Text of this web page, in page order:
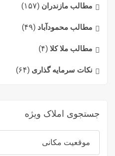
مطالب مازندران (۱۵۷)
مطالب محمودآباد (۴۹)
مطالب ملا کلا (۴)
نکات سرمایه گذاری (۶۴)
جستجوی املاک ویژه
موقعیت مکانی